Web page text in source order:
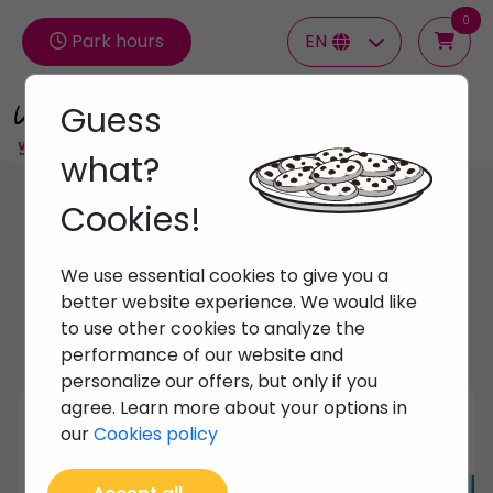
Park hours EN
0
OffersSpecials
PortAventura Park
Buenos días, Os
Guess
what?
Cookies!
We use essential cookies to give you a
better website experience. We would like
to use other cookies to analyze the
performance of our website and
personalize our offers, but only if you
agree. Learn more about your options in
ourCookies policy